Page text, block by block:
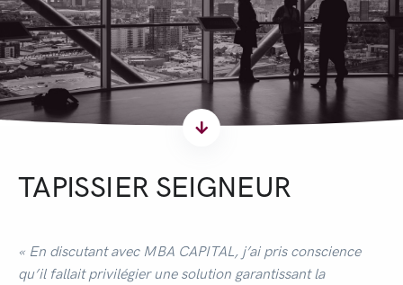
TAPISSIER SEIGNEUR
« En discutant avec MBA CAPITAL, j’ai pris conscience
qu’il fallait privilégier une solution garantissant la